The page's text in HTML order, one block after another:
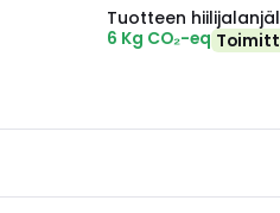
Tuotteen
6 Kg CO₂-eq